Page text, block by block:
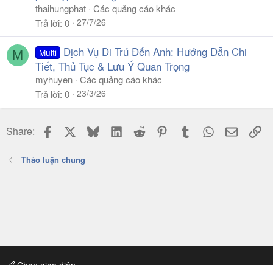
thaihungphat Các quảng cáo khác
Trả lời 0 27/7/26
M Multi
Dịch Vụ Di Trú Đến Anh: Hướng Dẫn Chi
Tiết, Thủ Tục & Lưu Ý Quan Trọng
myhuyen Các quảng cáo khác
Trả lời 0 23/3/26
Share: Facebook BlueskyLinkedIn
Reddit PinterestTumblr WhatsApp
Email
Thảo luận chung